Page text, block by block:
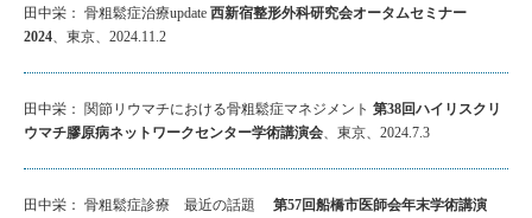
田中栄： 骨粗鬆症治療update 西新宿整形外科研究会オータムセミナー
2024、東京、2024.11.2
田中栄： 関節リウマチにおける骨粗鬆症マネジメント 第38回ハイリスクリ
ウマチ膠原病ネットワークセンター学術講演会、東京、2024.7.3
田中栄： 骨粗鬆症診療 最近の話題 第57回船橋市医師会年末学術講演